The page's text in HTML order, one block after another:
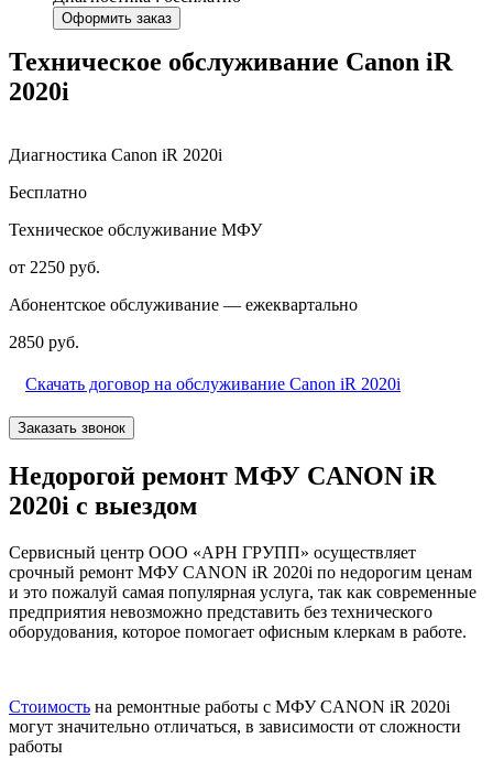
Оформить заказ
Техническое обслуживание Canon iR
2020i
Диагностика Canon iR 2020i
Бесплатно
Техническое обслуживание МФУ
от 2250 руб.
Абонентское обслуживание — ежеквартально
2850 руб.
Скачать договор на обслуживание Canon iR 2020i
Заказать звонок
Недорогой ремонт МФУ CANON iR
2020i с выездом
Сервисный центр ООО «АРН ГРУПП» осуществляет
срочный ремонт МФУ CANON iR 2020i по недорогим ценам
и это пожалуй самая популярная услуга, так как современные
предприятия невозможно представить без технического
оборудования, которое помогает офисным клеркам в работе.
Стоимость на ремонтные работы с МФУ CANON iR 2020i
могут значительно отличаться, в зависимости от сложности
работы